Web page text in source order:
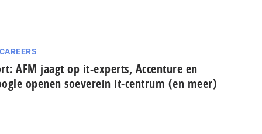
AFM jaagt op it-experts, Accenture en
openen soeverein it-centrum (en meer)